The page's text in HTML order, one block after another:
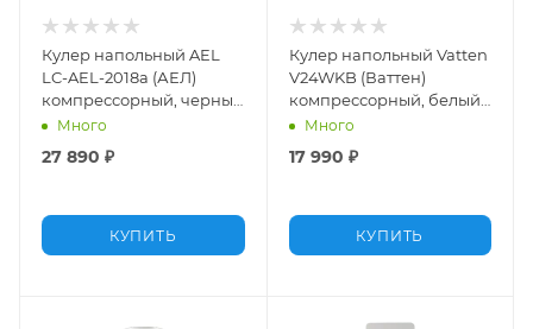
Кулер напольный AEL
LC-AEL-2018a (АЕЛ)
компрессорный, черный
с серебром, c
нижняя загрузка
Много
27 890 ₽
КУПИТЬ
Кулер напольный Vatten
V24WKB (Ваттен)
компрессорный, белый,
с холодильником
Много
17 990 ₽
КУПИТЬ